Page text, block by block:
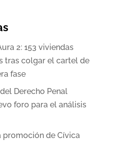
2: 153 viviendas
tras colgar el cartel de
fase
Derecho Penal
foro para el análisis
promoción de Cívica